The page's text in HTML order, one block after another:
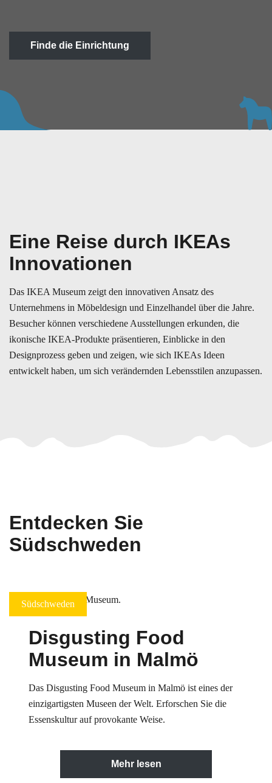
Finde die Einrichtung
Eine Reise durch IKEAs
Innovationen
Das IKEA Museum zeigt den innovativen Ansatz des
Unternehmens in Möbeldesign und Einzelhandel über die Jahre.
Besucher können verschiedene Ausstellungen erkunden, die
ikonische IKEA-Produkte präsentieren, Einblicke in den
Designprozess geben und zeigen, wie sich IKEAs Ideen
entwickelt haben, um sich verändernden Lebensstilen anzupassen.
Entdecken Sie
Südschweden
Südschweden
Disgusting Food
Museum in Malmö
Das Disgusting Food Museum in Malmö ist eines der
einzigartigsten Museen der Welt. Erforschen Sie die
Essenskultur auf provokante Weise.
Mehr lesen